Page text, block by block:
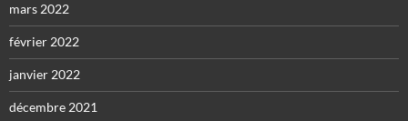
mars 2022
février 2022
janvier 2022
décembre 2021